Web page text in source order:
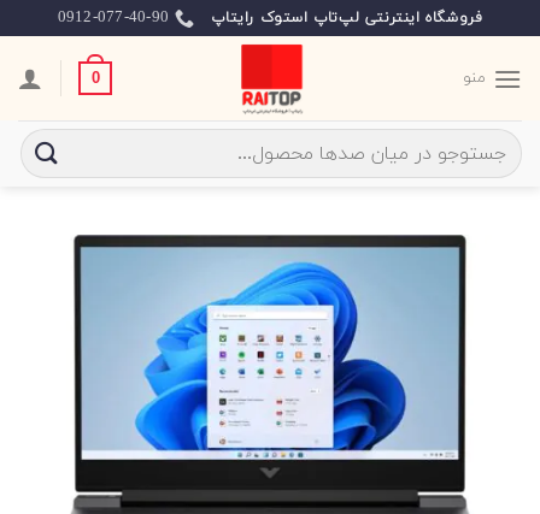
to
content
فروشگاه اینترنتی لپ‌تاپ استوک رایتاپ 0912-077-40-90
منو 0
جستجو
برای: